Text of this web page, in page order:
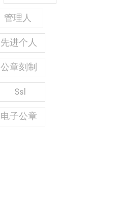
管理人
先进个人
公章刻制
Ssl
电子公章